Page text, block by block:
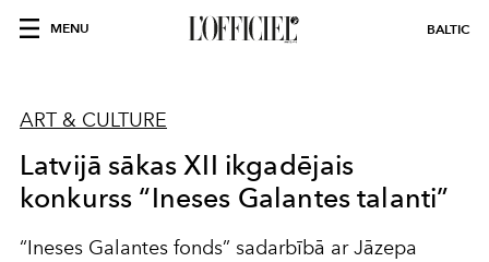
MENU BALTIC
ART & CULTURE
Latvijā sākas XII ikgadējais
konkurss “Ineses Galantes talanti”
“Ineses Galantes fonds” sadarbībā ar Jāzepa